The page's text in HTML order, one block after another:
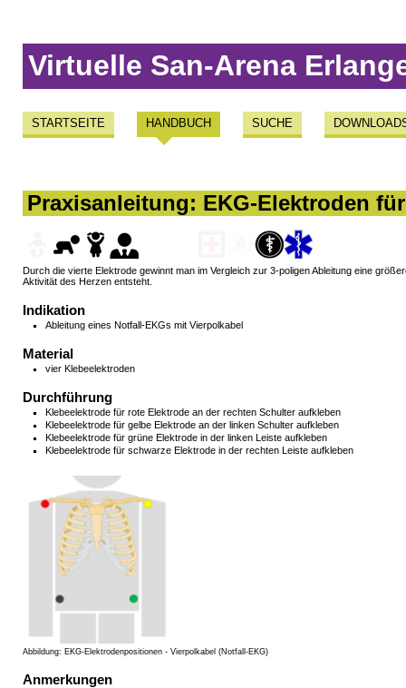
Virtuelle San-Arena
STARTSEITE HANDBUCH SUCHE
Praxisanleitung: EKG-Elektroden
Durch die vierte Elektrode gewinnt man im Vergleich zur 3-poligen Ableitung eine
Aktivität des Herzen entsteht.
Indikation
Ableitung eines Notfall-EKGs mit Vierpolkabel
Material
vier Klebeelektroden
Durchführung
Klebeelektrode für rote Elektrode an der rechten Schulter aufkleben
Klebeelektrode für gelbe Elektrode an der linken Schulter aufkleben
Klebeelektrode für grüne Elektrode in der linken Leiste aufkleben
Klebeelektrode für schwarze Elektrode in der rechten Leiste aufkleben
Abbildung: EKG-Elektrodenpositionen - Vierpolkabel (Notfall-EKG)
Anmerkungen